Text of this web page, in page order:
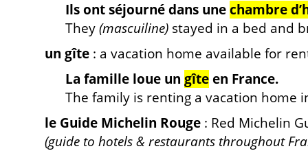
Ils ont séjourné dans unechambre
They(mascuiline) stayed in a bed and
un gîte : a vacation home available for
La famille loue un gîteen France.
The family is renting a vacation home
le Guide Michelin Rouge : Red Michelin
(guide to hotels & restaurants throughout